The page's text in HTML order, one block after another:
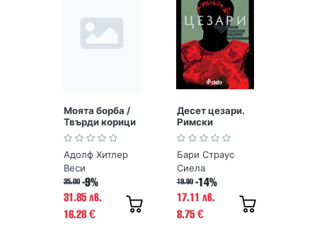
Моята борба /
Твърди корици
Адолф Хитлер
Веси
35.00 -9%
31.85 лв.
16.28€
Десет цезари.
Римски
императори от
Август до
Константин
Бари Страус
Сиела
19.90 -14%
17.11 лв.
8.75 €